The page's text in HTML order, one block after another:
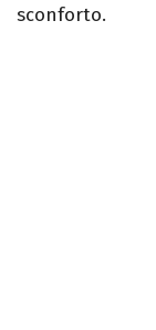
sconforto.